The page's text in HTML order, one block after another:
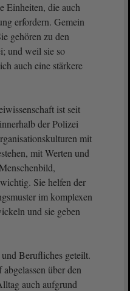
Einheiten, die auch
erfordern. Gemein
gehören zu den
und weil sie so
auch eine stärkere
ist seit
der Polizei
mit
mit Werten und
Sie helfen der
im komplexen
und sie geben
Berufliches geteilt.
über den
auch aufgrund